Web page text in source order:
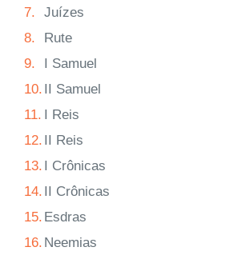
7.
Juízes
8.
Rute
9.
I Samuel
10. II Samuel
11. I Reis
12. II Reis
13. I Crônicas
14. II Crônicas
15. Esdras
16. Neemias